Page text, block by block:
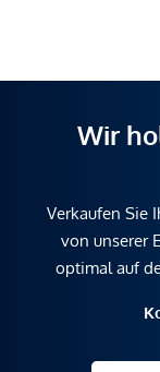
Wir
Verkaufen Sie
von unserer
optimal auf